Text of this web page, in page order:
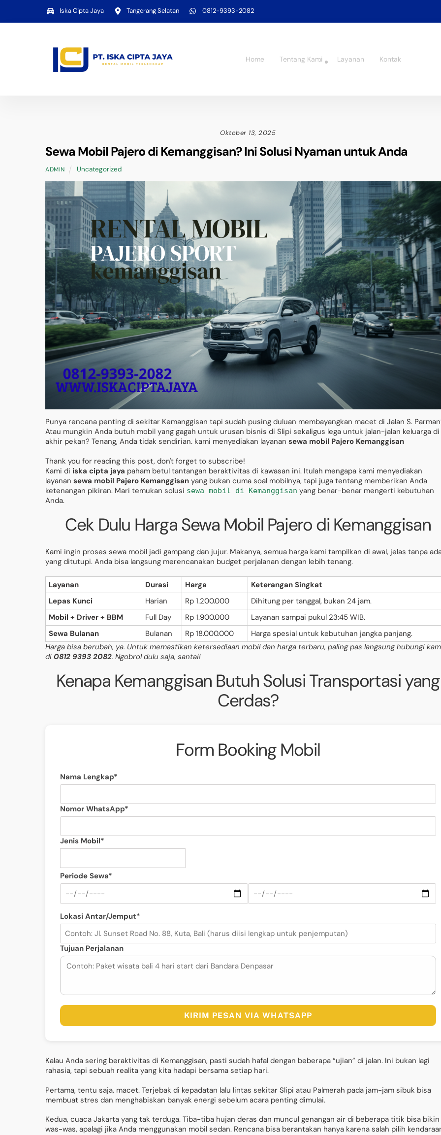
content
Iska Cipta Jaya Tangerang Selatan 0812-9393-2082
Home Tentang Kami Layanan Kontak
Oktober 13, 2025
Sewa Mobil Pajero di Kemanggisan? Ini Solusi Nyaman untuk Anda
ADMIN Uncategorized
Punya rencana penting di sekitar Kemanggisan tapi sudah pusing duluan membayangkan macet di Jalan S.
Atau mungkin Anda butuh mobil yang gagah untuk urusan bisnis di Slipi sekaligus lega untuk jalan-jalan keluarga di
akhir pekan? Tenang, Anda tidak sendirian. kami menyediakan layanan sewa mobil Pajero Kemanggisan
Thank you for reading this post, don't forget to subscribe!
Kami di iska cipta jaya paham betul tantangan beraktivitas di kawasan ini. Itulah mengapa kami menyediakan
layanan sewa mobil Pajero Kemanggisan yang bukan cuma soal mobilnya, tapi juga tentang memberikan Anda
ketenangan pikiran. Mari temukan solusi sewa mobil di Kemanggisan yang benar-benar mengerti kebutuhan
Anda.
Cek Dulu Harga Sewa Mobil Pajero di Kemanggisan
Kami ingin proses sewa mobil jadi gampang dan jujur. Makanya, semua harga kami tampilkan di awal, jelas tanpa
yang ditutupi. Anda bisa langsung merencanakan budget perjalanan dengan lebih tenang.
Layanan Durasi Harga
Keterangan Singkat
Lepas Kunci
Harian Rp 1.200.000
Dihitung per tanggal, bukan 24 jam.
Mobil + Driver + BBM
Full Day Rp 1.900.000
Layanan sampai pukul 23:45 WIB.
Sewa Bulanan
Bulanan Rp 18.000.000
Harga spesial untuk kebutuhan jangka panjang.
Harga bisa berubah, ya. Untuk memastikan ketersediaan mobil dan harga terbaru, paling pas langsung hubungi
di 0812 9393 2082. Ngobrol dulu saja, santai!
Kenapa Kemanggisan Butuh Solusi Transportasi yang
Cerdas?
Form Booking Mobil
Nama Lengkap*
Nomor WhatsApp*
Jenis Mobil*
Periode Sewa*
Lokasi Antar/Jemput*
Tujuan Perjalanan
KIRIM PESAN VIA WHATSAPP
Kalau Anda sering beraktivitas di Kemanggisan, pasti sudah hafal dengan beberapa “ujian” di jalan. Ini bukan lagi
rahasia, tapi sebuah realita yang kita hadapi bersama setiap hari.
Pertama, tentu saja, macet. Terjebak di kepadatan lalu lintas sekitar Slipi atau Palmerah pada jam-jam sibuk bisa
membuat stres dan menghabiskan banyak energi sebelum acara penting dimulai.
Kedua, cuaca Jakarta yang tak terduga. Tiba-tiba hujan deras dan muncul genangan air di beberapa titik bisa bikin
was-was, apalagi jika Anda menggunakan mobil sedan. Rencana bisa berantakan hanya karena salah pilih